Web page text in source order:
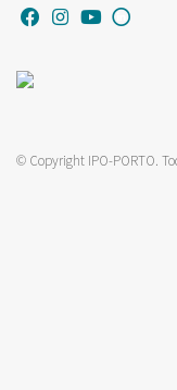
© Copyright IPO-PORTO.